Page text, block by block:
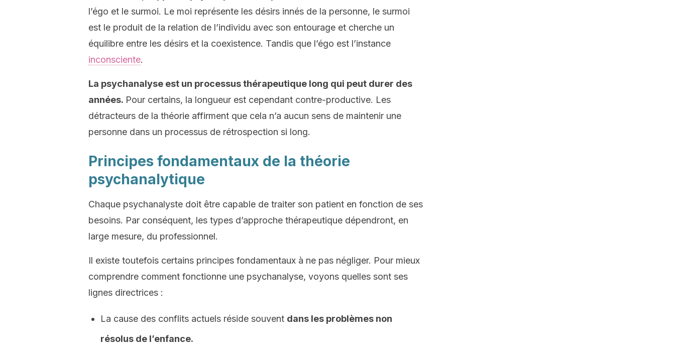
l’égo et le surmoi. Le moi représente les désirs innés de la personne, le surmoi
est le produit de la relation de l’individu avec son entourage et cherche un
équilibre entre les désirs et la coexistence. Tandis que l’égo est l’instance
inconsciente.
La psychanalyse est un processus thérapeutique long qui peut durer des
années. Pour certains, la longueur est cependant contre-productive. Les
détracteurs de la théorie affirment que cela n’a aucun sens de maintenir une
personne dans un processus de rétrospection si long.
Principes fondamentaux de la théorie
psychanalytique
Chaque psychanalyste doit être capable de traiter son patient en fonction de ses
besoins. Par conséquent, les types d’approche thérapeutique dépendront, en
large mesure, du professionnel.
Il existe toutefois certains principes fondamentaux à ne pas négliger. Pour mieux
comprendre comment fonctionne une psychanalyse, voyons quelles sont ses
lignes directrices :
La cause des conflits actuels réside souvent dans les problèmes non
résolus de l’enfance.